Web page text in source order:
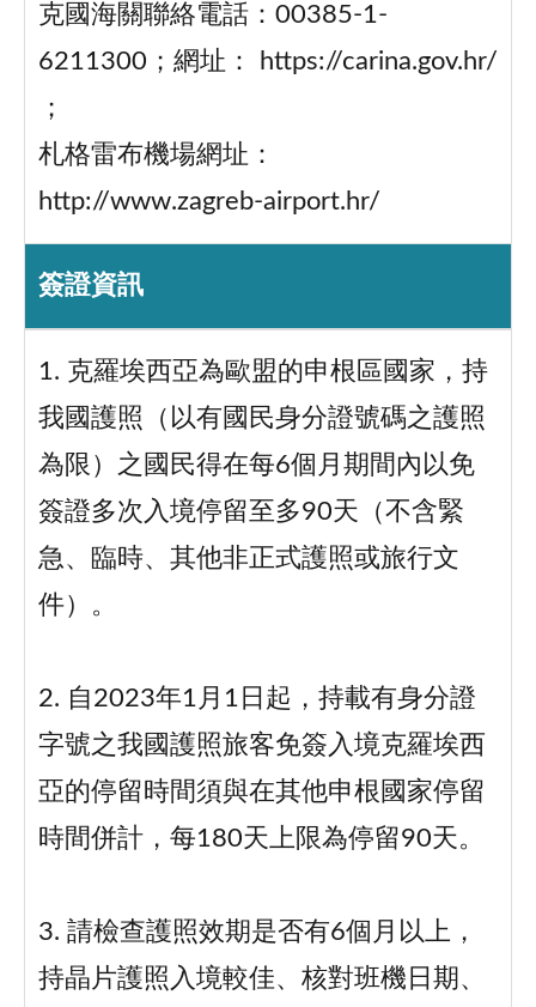
克國海關聯絡電話：00385-1-
6211300；網址： https://carina.gov.hr/
；
札格雷布機場網址：
http://www.zagreb-airport.hr/
簽證資訊
1. 克羅埃西亞為歐盟的申根區國家，持
我國護照（以有國民身分證號碼之護照
為限）之國民得在每6個月期間內以免
簽證多次入境停留至多90天（不含緊
急、臨時、其他非正式護照或旅行文
件）。
2. 自2023年1月1日起，持載有身分證
字號之我國護照旅客免簽入境克羅埃西
亞的停留時間須與在其他申根國家停留
時間併計，每180天上限為停留90天。
3. 請檢查護照效期是否有6個月以上，
持晶片護照入境較佳、核對班機日期、